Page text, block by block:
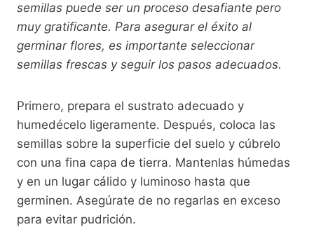
semillas puede ser un proceso desafiante pero
muy gratificante. Para asegurar el éxito al
germinar flores, es importante seleccionar
semillas frescas y seguir los pasos adecuados.
Primero, prepara el sustrato adecuado y
humedécelo ligeramente. Después, coloca las
semillas sobre la superficie del suelo y cúbrelo
con una fina capa de tierra. Mantenlas húmedas
y en un lugar cálido y luminoso hasta que
germinen. Asegúrate de no regarlas en exceso
para evitar pudrición.